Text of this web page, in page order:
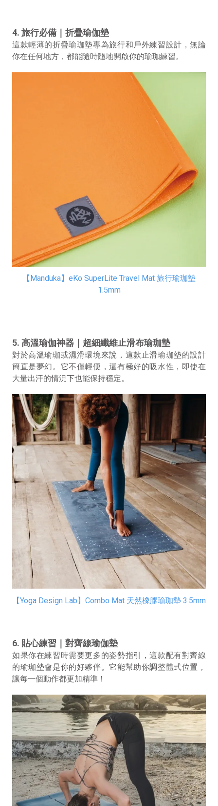
4. 旅行必備｜折疊瑜伽墊
這款輕薄的折疊瑜珈墊專為旅行和戶外練習設計，無論
你在任何地方，都能隨時隨地開啟你的瑜珈練習。
【Manduka】eKo SuperLite Travel Mat 旅行瑜珈墊
1.5mm
5. 高溫瑜伽神器｜超細纖維止滑布瑜珈墊
對於高溫瑜珈或濕滑環境來說，這款止滑瑜珈墊的設計
簡直是夢幻。它不僅輕便，還有極好的吸水性，即使在
大量出汗的情況下也能保持穩定。
【Yoga Design Lab】Combo Mat 天然橡膠瑜珈墊 3.5mm
6. 貼心練習｜對齊線瑜伽墊
如果你在練習時需要更多的姿勢指引，這款配有對齊線
的瑜珈墊會是你的好夥伴。它能幫助你調整體式位置，
讓每一個動作都更加精準！